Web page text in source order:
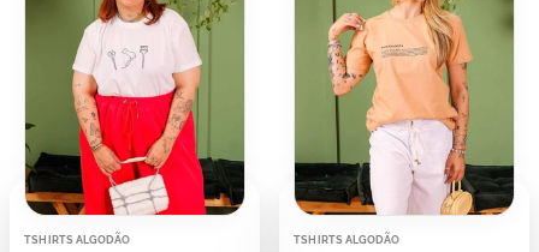
TSHIRTS ALGODÃO TSHIRTS ALGODÃO